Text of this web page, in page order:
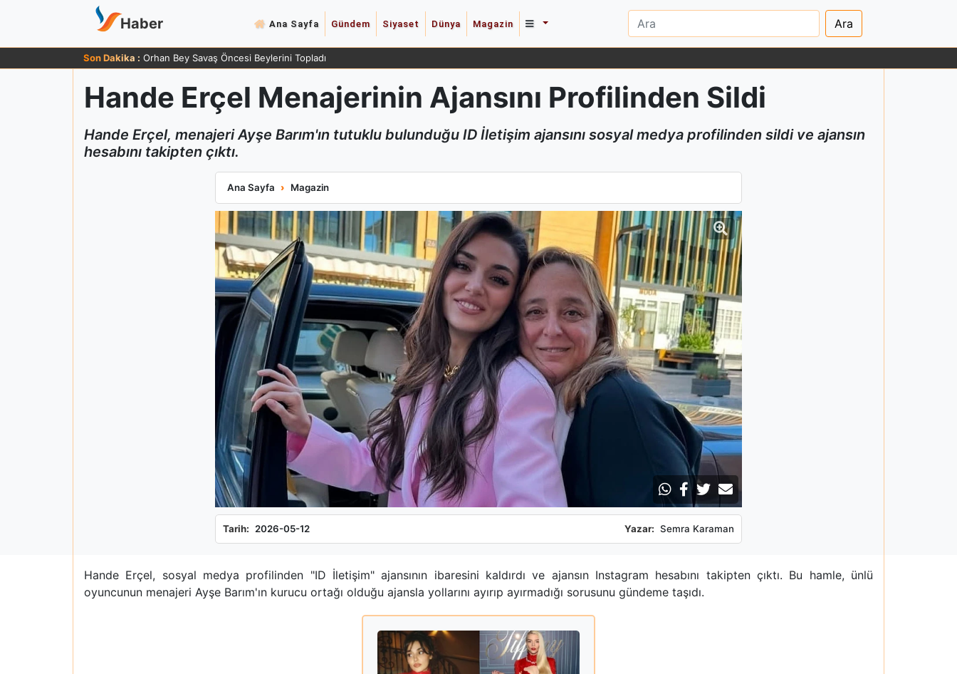
Haber Ana Sayfa Gündem Siyaset Dünya Magazin Ara
Son Dakika : Orhan Bey Savaş Öncesi Beylerini Topladı
Hande Erçel Menajerinin Ajansını Profilinden Sildi
Hande Erçel, menajeri Ayşe Barım'ın tutuklu bulunduğu ID İletişim ajansını sosyal medya profilinden sildi ve ajansın
hesabını takipten çıktı.
Ana Sayfa Magazin
Hande Erçel Menajerinin Ajansını Profilinden Sildi
Tarih: 2026-05-12 Yazar: Semra Karaman
Hande Erçel, sosyal medya profilinden "ID İletişim" ajansının ibaresini kaldırdı ve ajansın Instagram hesabını takipten çıktı. Bu hamle, ünlü
oyuncunun menajeri Ayşe Barım'ın kurucu ortağı olduğu ajansla yollarını ayırıp ayırmadığı sorusunu gündeme taşıdı.